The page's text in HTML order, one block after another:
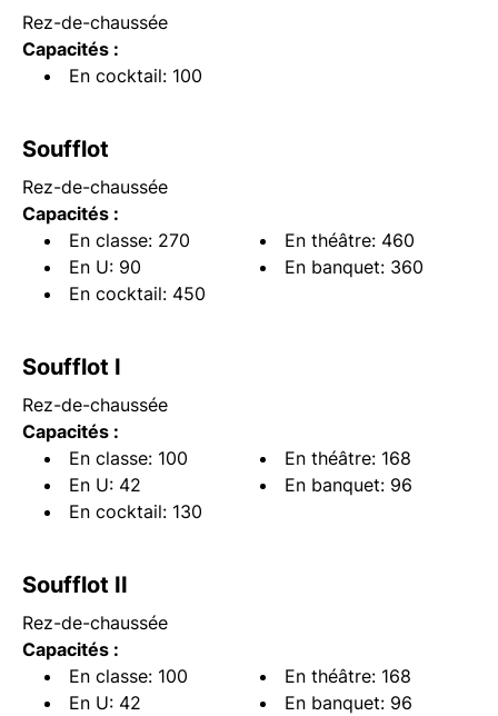
Rez-de-chaussée
Capacités :
En cocktail: 100
Soufflot
Rez-de-chaussée
Capacités :
En classe: 270
En théâtre: 460
En U: 90
En banquet: 360
En cocktail: 450
Soufflot I
Rez-de-chaussée
Capacités :
En classe: 100
En théâtre: 168
En U: 42
En banquet: 96
En cocktail: 130
Soufflot II
Rez-de-chaussée
Capacités :
En classe: 100
En théâtre: 168
En U: 42
En banquet: 96